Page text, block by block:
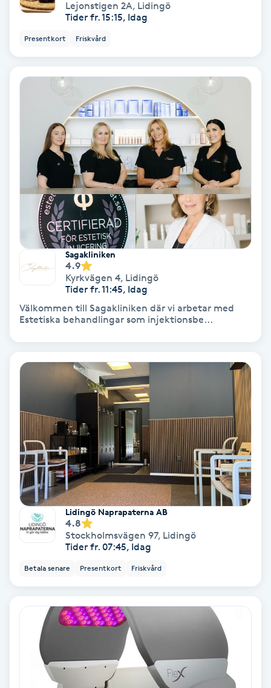
Fransförlängning Volym
Fransrengöring
Frekvensterapi
Friskvård
Friskvårdsmassage
Funktionsanalys
Färgning
Föning
Gel naglar
Gellack
Gellack med förstärkning
Gravidmassage
Gravidyoga
Gruppträning
Gua Sha-massage
Hatha Yoga
Lejonstigen 2A, Lidingö
Tider fr. 15:15, Idag
Presentkort Friskvård
Sagakliniken
4.9
Kyrkvägen 4, Lidingö
Tider fr. 11:45, Idag
Välkommen till Sagakliniken där vi arbetar med
Estetiska behandlingar som injektionsbe...
Lidingö Naprapaterna AB
4.8
Stockholmsvägen 97, Lidingö
Tider fr. 07:45, Idag
Betala senare Presentkort Friskvård